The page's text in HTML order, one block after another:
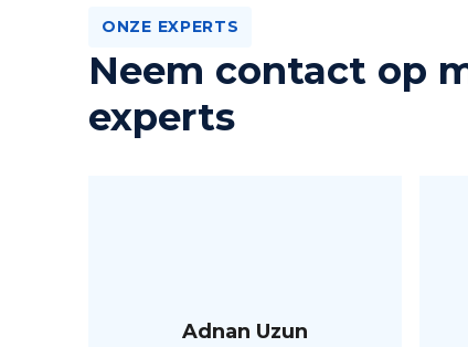
ONZE EXPERTS
Neem contact op
experts
Adnan Uzun